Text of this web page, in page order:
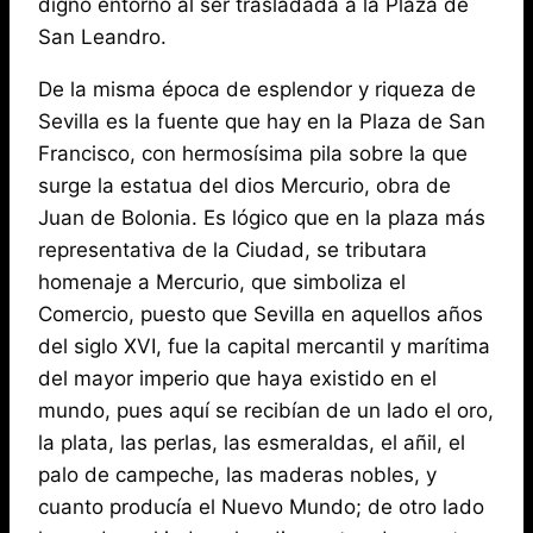
San Leandro.
De la misma época de esplendor y riqueza de
Sevilla es la fuente que hay en la Plaza de San
Francisco, con hermosísima pila sobre la que
surge la estatua del dios Mercurio, obra de
Juan de Bolonia. Es lógico que en la plaza más
representativa de la Ciudad, se tributara
homenaje a Mercurio, que simboliza el
Comercio, puesto que Sevilla en aquellos años
del siglo XVI, fue la capital mercantil y marítima
del mayor imperio que haya existido en el
mundo, pues aquí se recibían de un lado el oro,
la plata, las perlas, las esmeraldas, el añil, el
palo de campeche, las maderas nobles, y
cuanto producía el Nuevo Mundo; de otro lado